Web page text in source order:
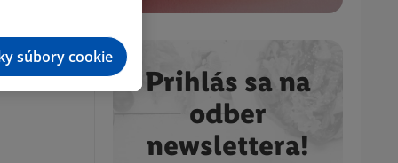
Prihlás sa na
odber
newslettera!
súbory cookie